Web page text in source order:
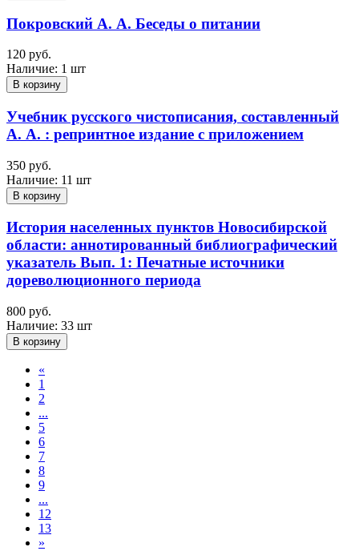
Покровский А. А. Беседы о питании
120 руб.
Наличие: 1 шт
В корзину
Учебник русского чистописания, составленный
А. А. : репринтное издание с приложением
350 руб.
Наличие: 11 шт
В корзину
История населенных пунктов Новосибирской
области: аннотированный библиографический
указатель Вып. 1: Печатные источники
дореволюционного периода
800 руб.
Наличие: 33 шт
В корзину
«
1
2
...
5
6
7
8
9
...
12
13
»